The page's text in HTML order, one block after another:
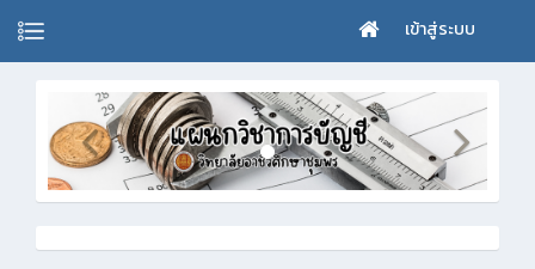
เข้าสู่ระบบ